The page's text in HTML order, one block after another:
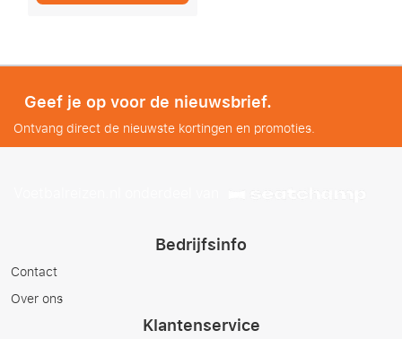
Geef je op voor de nieuwsbrief.
Ontvang direct de nieuwste kortingen en promoties.
Bedrijfsinfo
Contact
Over ons
Klantenservice